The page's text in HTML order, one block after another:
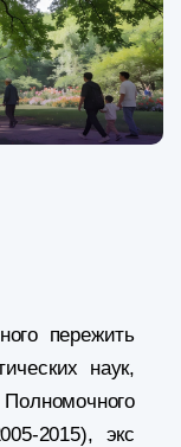
пережить
наук,
2015), экс